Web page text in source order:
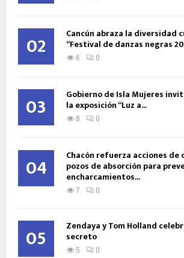
02 Cancún abraza la diversidad
“Festival de danzas negras
6 0
03 Gobierno de Isla Mujeres
la exposición “Luz a...
8 0
04 Chacón refuerza acciones de
pozos de absorción para
encharcamientos...
7 0
05 Zendaya y Tom Holland
secreto
5 0